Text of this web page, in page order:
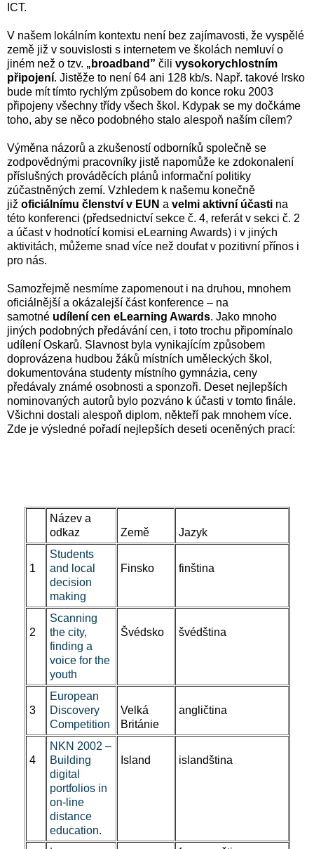
ICT.
V našem lokálním kontextu není bez zajímavosti, že vyspělé
země již v souvislosti s internetem ve školách nemluví o
jiném než o tzv. „ broadband” čili vysokorychlostním
připojení. Jistěže to není 64 ani 128 kb/s. Např. takové Irsko
bude mít tímto rychlým způsobem do konce roku 2003
připojeny všechny třídy všech škol. Kdypak se my dočkáme
toho, aby se něco podobného stalo alespoň naším cílem?
Výměna názorů a zkušeností odborníků společně se
zodpovědnými pracovníky jistě napomůže ke zdokonalení
příslušných prováděcích plánů informační politiky
zúčastněných zemí. Vzhledem k našemu konečně
již oficiálnímu členství v EUN a velmi aktivní účasti na
této konferenci (předsednictví sekce č. 4, referát v sekci č. 2
a účast v hodnotící komisi eLearning Awards) i v jiných
aktivitách, můžeme snad více než doufat v pozitivní přínos i
pro nás.
Samozřejmě nesmíme zapomenout i na druhou, mnohem
oficiálnější a okázalejší část konference – na
samotné udílení cen eLearning Awards. Jako mnoho
jiných podobných předávání cen, i toto trochu připomínalo
udílení Oskarů. Slavnost byla vynikajícím způsobem
doprovázena hudbou žáků místních uměleckých škol,
dokumentována studenty místního gymnázia, ceny
předávaly známé osobnosti a sponzoři. Deset nejlepších
nominovaných autorů bylo pozváno k účasti v tomto finále.
Všichni dostali alespoň diplom, někteří pak mnohem více.
Zde je výsledné pořadí nejlepších deseti oceněných prací:
Název a
odkaz
Země Jazyk
1
Students
and local
decision
making
Finsko finština
2
Scanning
the city,
finding a
voice for the
youth
Švédsko švédština
3
European
Discovery
Competition
Velká
Británie
angličtina
4
NKN 2002 –
Building
digital
portfolios in
on-line
distance
education.
Island islandština